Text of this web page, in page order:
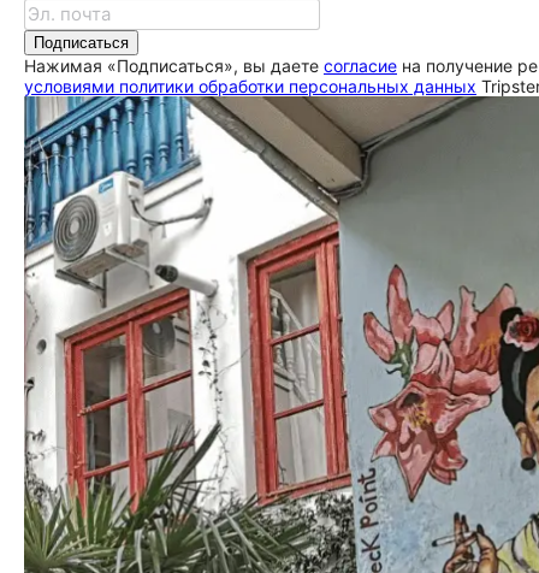
Подписаться
Нажимая «Подписаться», вы даете согласие на получение
условиями политики обработки персональных данных